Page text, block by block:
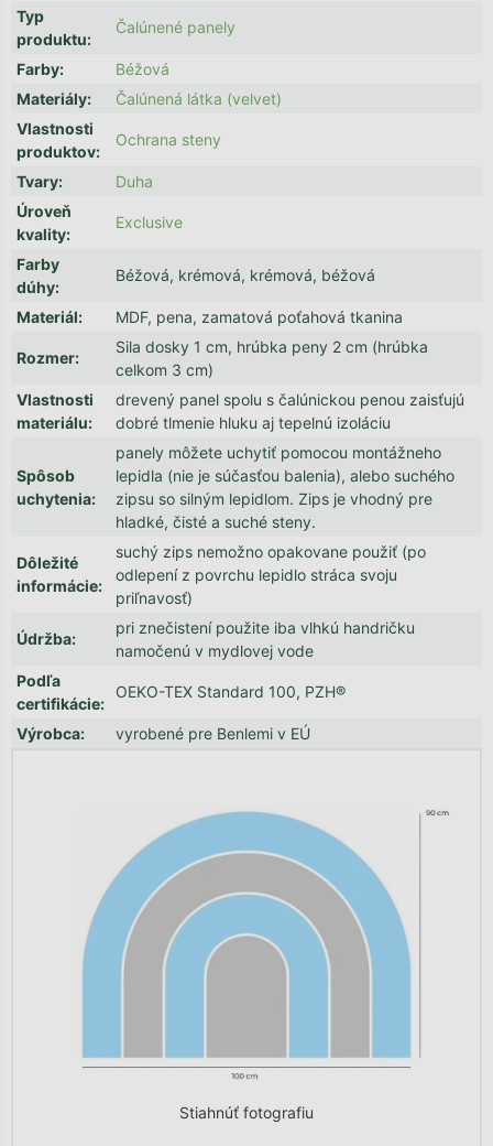
Typ
produktu:
Čalúnené panely
Farby:
Béžová
Materiály:
Čalúnená látka (velvet)
Vlastnosti
produktov:
Ochrana steny
Tvary:
Duha
Úroveň
kvality:
Exclusive
Farby
dúhy:
Béžová, krémová, krémová, béžová
Materiál: MDF, pena, zamatová poťahová tkanina
Rozmer:
Sila dosky 1 cm, hrúbka peny 2 cm (hrúbka
celkom 3 cm)
Vlastnosti
materiálu:
drevený panel spolu s čalúnickou penou zaisťujú
dobré tlmenie hluku aj tepelnú izoláciu
Spôsob
uchytenia:
panely môžete uchytiť pomocou montážneho
lepidla (nie je súčasťou balenia), alebo suchého
zipsu so silným lepidlom. Zips je vhodný pre
hladké, čisté a suché steny.
Dôležité
informácie:
suchý zips nemožno opakovane použiť (po
odlepení z povrchu lepidlo stráca svoju
priľnavosť)
Údržba:
pri znečistení použite iba vlhkú handričku
namočenú v mydlovej vode
Podľa
certifikácie:
OEKO-TEX Standard 100, PZH®
Výrobca: vyrobené pre Benlemi v EÚ
Stiahnúť fotografiu